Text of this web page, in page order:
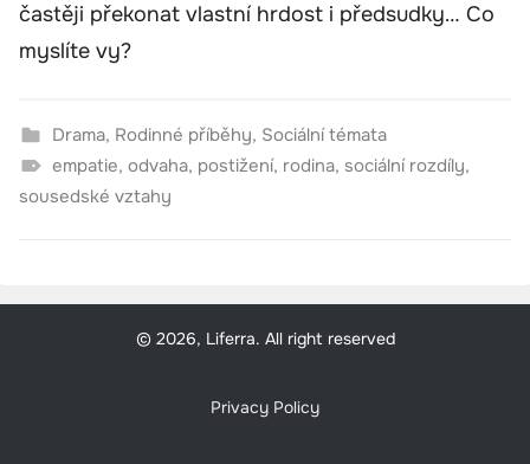
častěji překonat vlastní hrdost i předsudky… Co
myslíte vy?
Drama, Rodinné příběhy, Sociální témata
empatie, odvaha, postižení, rodina, sociální rozdíly,
sousedské vztahy
© 2026, Liferra. All right reserved
Privacy Policy